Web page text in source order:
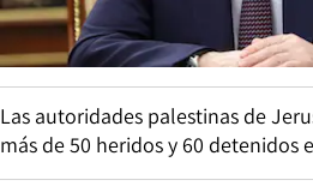
Las autoridades palestinas de
más de 50 heridos y 60 detenidos